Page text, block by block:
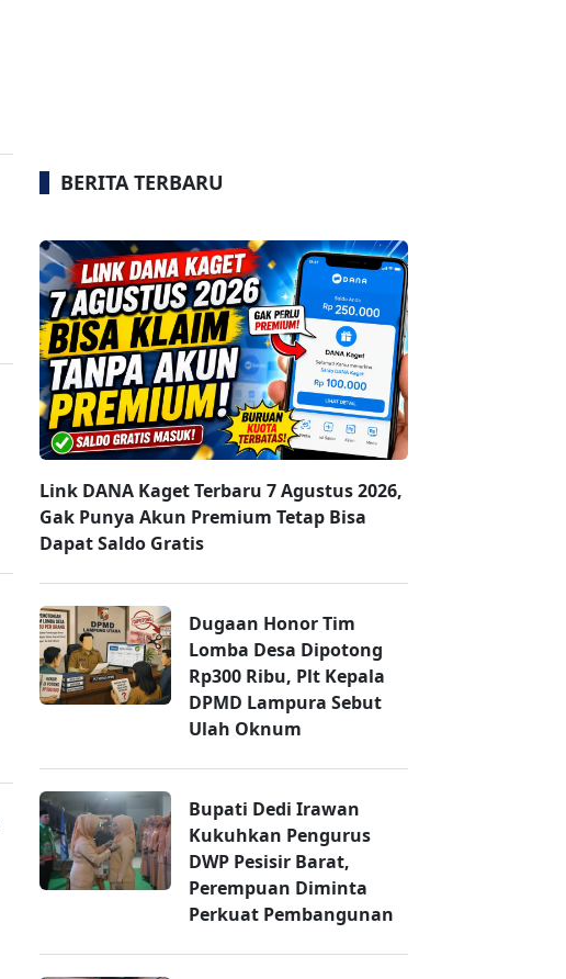
BERITA TERBARU
Link DANA Kaget Terbaru 7 Agustus 2026,
Gak Punya Akun Premium Tetap Bisa
Dapat Saldo Gratis
Dugaan Honor Tim
Lomba Desa Dipotong
Rp300 Ribu, Plt Kepala
DPMD Lampura Sebut
Ulah Oknum
Bupati Dedi Irawan
Kukuhkan Pengurus
DWP Pesisir Barat,
Perempuan Diminta
Perkuat Pembangunan